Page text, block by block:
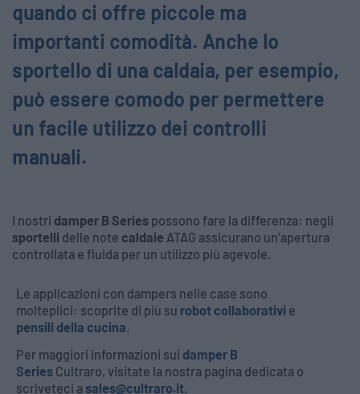
quando ci offre piccole ma
importanti comodità. Anche lo
sportello di una caldaia, per esempio,
può essere comodo per permettere
un facile utilizzo dei controlli
manuali.
I nostri damper B Series possono fare la differenza: negli
sportelli delle note caldaie ATAG assicurano un’apertura
controllata e fluida per un utilizzo più agevole.
Le applicazioni con dampers nelle case sono
molteplici: scoprite di più su robot collaborativi e
pensili della cucina.
Per maggiori informazioni sui damper B
Series Cultraro, visitate la nostra pagina dedicata o
scriveteci a sales@cultraro.it.